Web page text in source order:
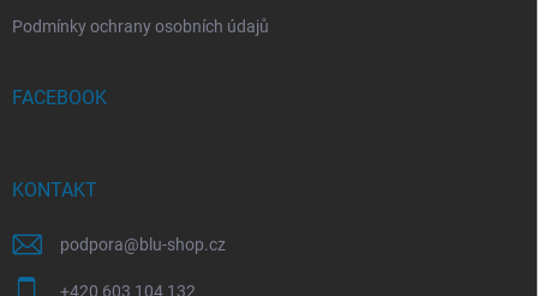
Podmínky ochrany osobních údajů
FACEBOOK
KONTAKT
podpora@blu-shop.cz
+420 603 104 132